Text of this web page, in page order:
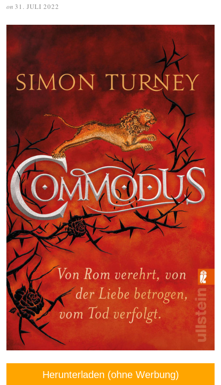
on 31. JULI 2022
Herunterladen (ohne Werbung)